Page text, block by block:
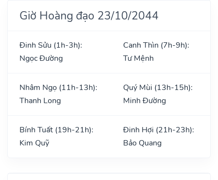
Giờ Hoàng đạo 23/10/2044
Đinh Sửu (1h-3h):
Ngọc Đường
Canh Thìn (7h-9h):
Tư Mệnh
Nhâm Ngọ (11h-13h):
Thanh Long
Quý Mùi (13h-15h):
Minh Đường
Bính Tuất (19h-21h):
Kim Quỹ
Đinh Hợi (21h-23h):
Bảo Quang